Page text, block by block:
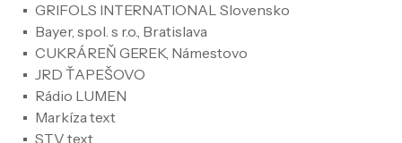
GRIFOLS INTERNATIONAL Slovensko
Bayer, spol. s r.o., Bratislava
CUKRÁREŇ GEREK, Námestovo
JRD ŤAPEŠOVO
Rádio LUMEN
Markíza text
STV text